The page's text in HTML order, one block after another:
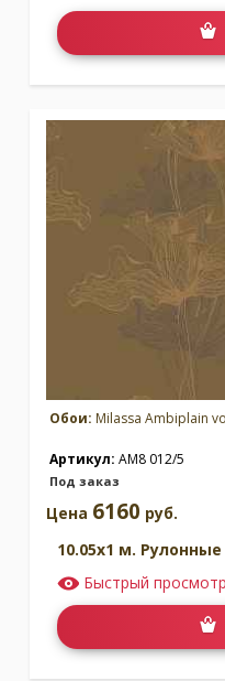
Обои: Milassa Ambiplain
Артикул: AM8 012/5
Под заказ
Цена 6160 руб.
10.05x1 м.
Быстрый просмотр